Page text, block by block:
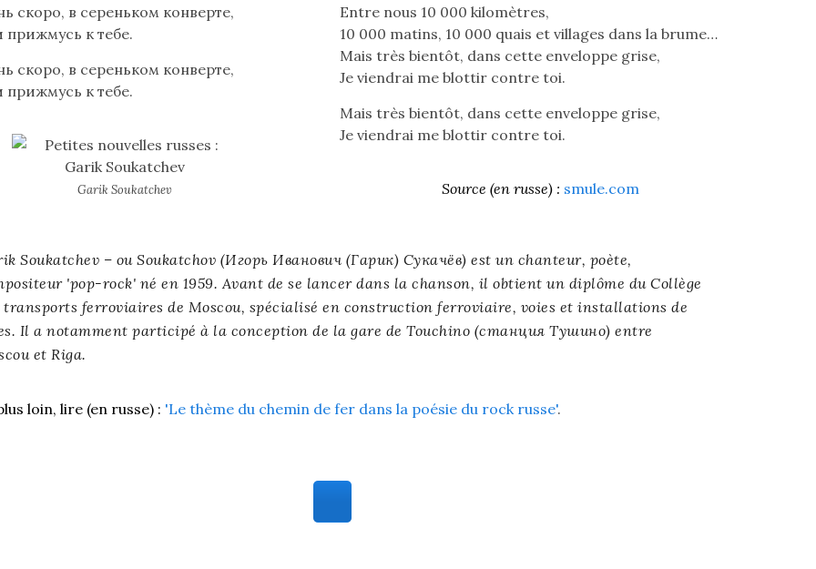
скоро, в сереньком конверте,
прижмусь к тебе.
скоро, в сереньком конверте,
прижмусь к тебе.
Garik Soukatchev
Entre nous 10 000 kilomètres,
10 000 matins, 10 000 quais et villages dans la brume…
Mais très bientôt, dans cette enveloppe grise,
Je viendrai me blottir contre toi.
Mais très bientôt, dans cette enveloppe grise,
Je viendrai me blottir contre toi.
Source (en russe) : smule.com
Soukatchev – ou Soukatchov (Игорь Иванович (Гарик) Сукачёв) est un chanteur, poète,
'pop-rock' né en 1959. Avant de se lancer dans la chanson, il obtient un diplôme du Collège
transports ferroviaires de Moscou, spécialisé en construction ferroviaire, voies et installations de
Il a notamment participé à la conception de la gare de Touchino (станция Тушино) entre
et Riga.
loin, lire (en russe) : 'Le thème du chemin de fer dans la poésie du rock russe'.